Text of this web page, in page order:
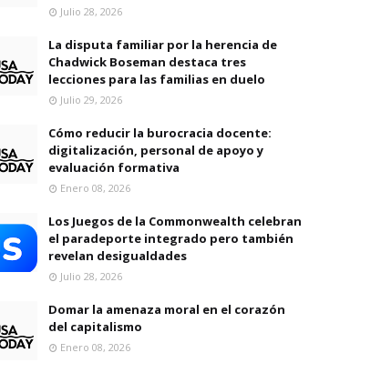
Julio 28, 2026
La disputa familiar por la herencia de
Chadwick Boseman destaca tres
lecciones para las familias en duelo
Julio 29, 2026
Cómo reducir la burocracia docente:
digitalización, personal de apoyo y
evaluación formativa
Enero 08, 2026
Los Juegos de la Commonwealth celebran
el paradeporte integrado pero también
revelan desigualdades
Julio 28, 2026
Domar la amenaza moral en el corazón
del capitalismo
Enero 08, 2026